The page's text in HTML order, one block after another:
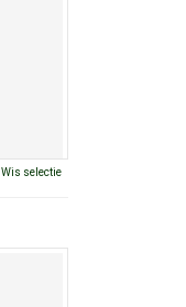
Wis selectie